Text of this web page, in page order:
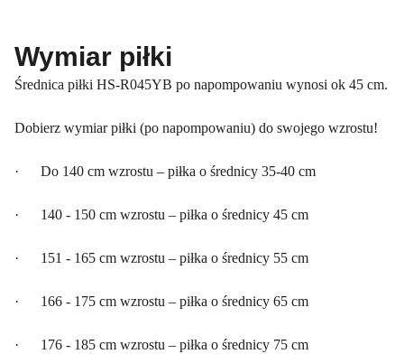
Wymiar piłki
Średnica piłki HS-R045YB po napompowaniu wynosi ok 45 cm.
Dobierz wymiar piłki (po napompowaniu) do swojego wzrostu!
· Do 140 cm wzrostu – piłka o średnicy 35-40 cm
· 140 - 150 cm wzrostu – piłka o średnicy 45 cm
· 151 - 165 cm wzrostu – piłka o średnicy 55 cm
· 166 - 175 cm wzrostu – piłka o średnicy 65 cm
· 176 - 185 cm wzrostu – piłka o średnicy 75 cm